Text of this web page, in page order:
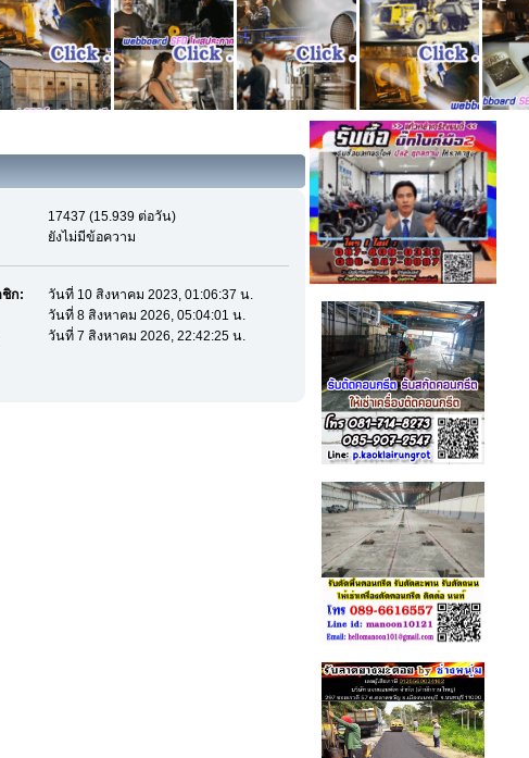
17437 (15.939 ต่อวัน)
ยังไม่มีข้อความ
ก:
วันที่ 10 สิงหาคม 2023, 01:06:37 น.
วันที่ 8 สิงหาคม 2026, 05:04:01 น.
วันที่ 7 สิงหาคม 2026, 22:42:25 น.